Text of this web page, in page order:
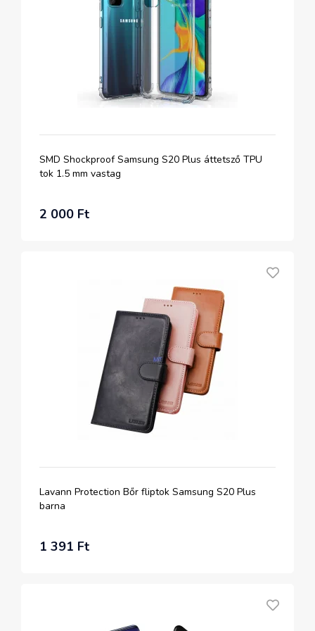
SMD Shockproof Samsung S20 Plus áttetsző TPU
tok 1.5 mm vastag
2 000 Ft
Lavann Protection Bőr fliptok Samsung S20 Plus
barna
1 391 Ft